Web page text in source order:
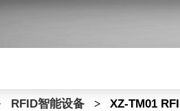
RFID智能设备 > XZ-TM01